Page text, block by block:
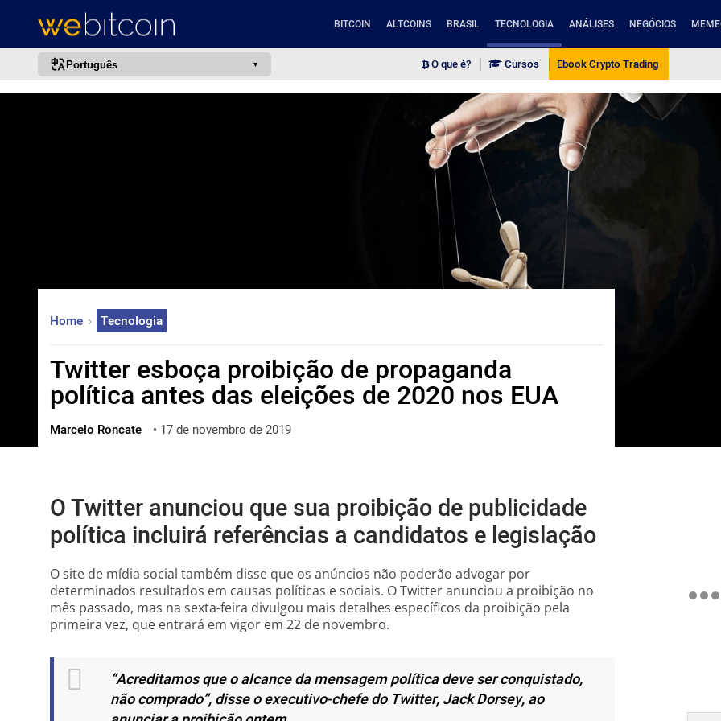
BITCOIN ALTCOINS BRASIL TECNOLOGIA ANÁLISES NEGÓCIOS
Português
한국어
العربية
ไทย
ქართული
O que é? Cursos Ebook Crypto Trading
Home Tecnologia
Twitter esboça proibição de propaganda
política antes das eleições de 2020 nos EUA
Marcelo Roncate • 17 de novembro de 2019
O Twitter anunciou que sua proibição de publicidade
política incluirá referências a candidatos e legislação
O site de mídia social também disse que os anúncios não poderão advogar por
determinados resultados em causas políticas e sociais. O Twitter anunciou a proibição no
mês passado, mas na sexta-feira divulgou mais detalhes específicos da proibição pela
primeira vez, que entrará em vigor em 22 de novembro.
“Acreditamos que o alcance da mensagem política deve ser conquistado,
não comprado”, disse o executivo-chefe do Twitter, Jack Dorsey, ao